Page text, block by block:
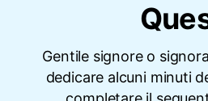
Gentile signore o
dedicare alcuni minuti